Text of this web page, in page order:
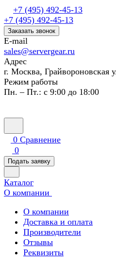
+7 (495) 492-45-13
+7 (495) 492-45-13
Заказать звонок
E-mail
sales@servergear.ru
Адрес
г. Москва, Грайвороновская
Режим работы
Пн. – Пт.: с 9:00 до 18:00
0 Сравнение
0
Подать заявку
Каталог
О компании
О компании
Доставка и оплата
Производители
Отзывы
Реквизиты